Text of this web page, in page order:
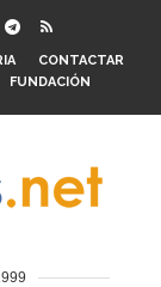
CONTACTAR
FUNDACIÓN